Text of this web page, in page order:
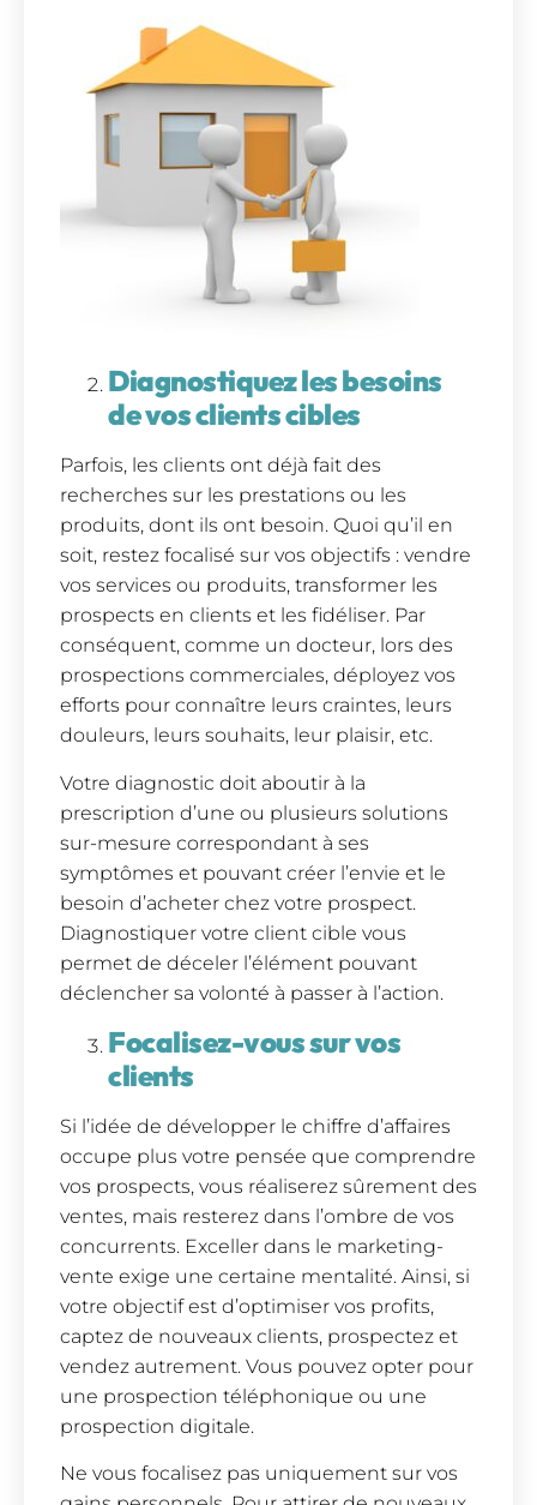
Diagnostiquez les besoins
de vos clients cibles
Parfois, les clients ont déjà fait des
recherches sur les prestations ou les
produits, dont ils ont besoin. Quoi qu’il en
soit, restez focalisé sur vos objectifs : vendre
vos services ou produits, transformer les
prospects en clients et les fidéliser. Par
conséquent, comme un docteur, lors des
prospections commerciales, déployez vos
efforts pour connaître leurs craintes, leurs
douleurs, leurs souhaits, leur plaisir, etc.
Votre diagnostic doit aboutir à la
prescription d’une ou plusieurs solutions
sur-mesure correspondant à ses
symptômes et pouvant créer l’envie et le
besoin d’acheter chez votre prospect.
Diagnostiquer votre client cible vous
permet de déceler l’élément pouvant
déclencher sa volonté à passer à l’action.
Focalisez-vous sur vos
clients
Si l’idée de développer le chiffre d’affaires
occupe plus votre pensée que comprendre
vos prospects, vous réaliserez sûrement des
ventes, mais resterez dans l’ombre de vos
concurrents. Exceller dans le marketing-
vente exige une certaine mentalité. Ainsi, si
votre objectif est d’optimiser vos profits,
captez de nouveaux clients, prospectez et
vendez autrement. Vous pouvez opter pour
une prospection téléphonique ou une
prospection digitale.
Ne vous focalisez pas uniquement sur vos